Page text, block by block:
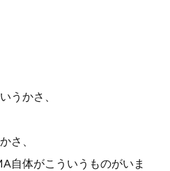
うかさ、
さ、
自体がこういうものがいま